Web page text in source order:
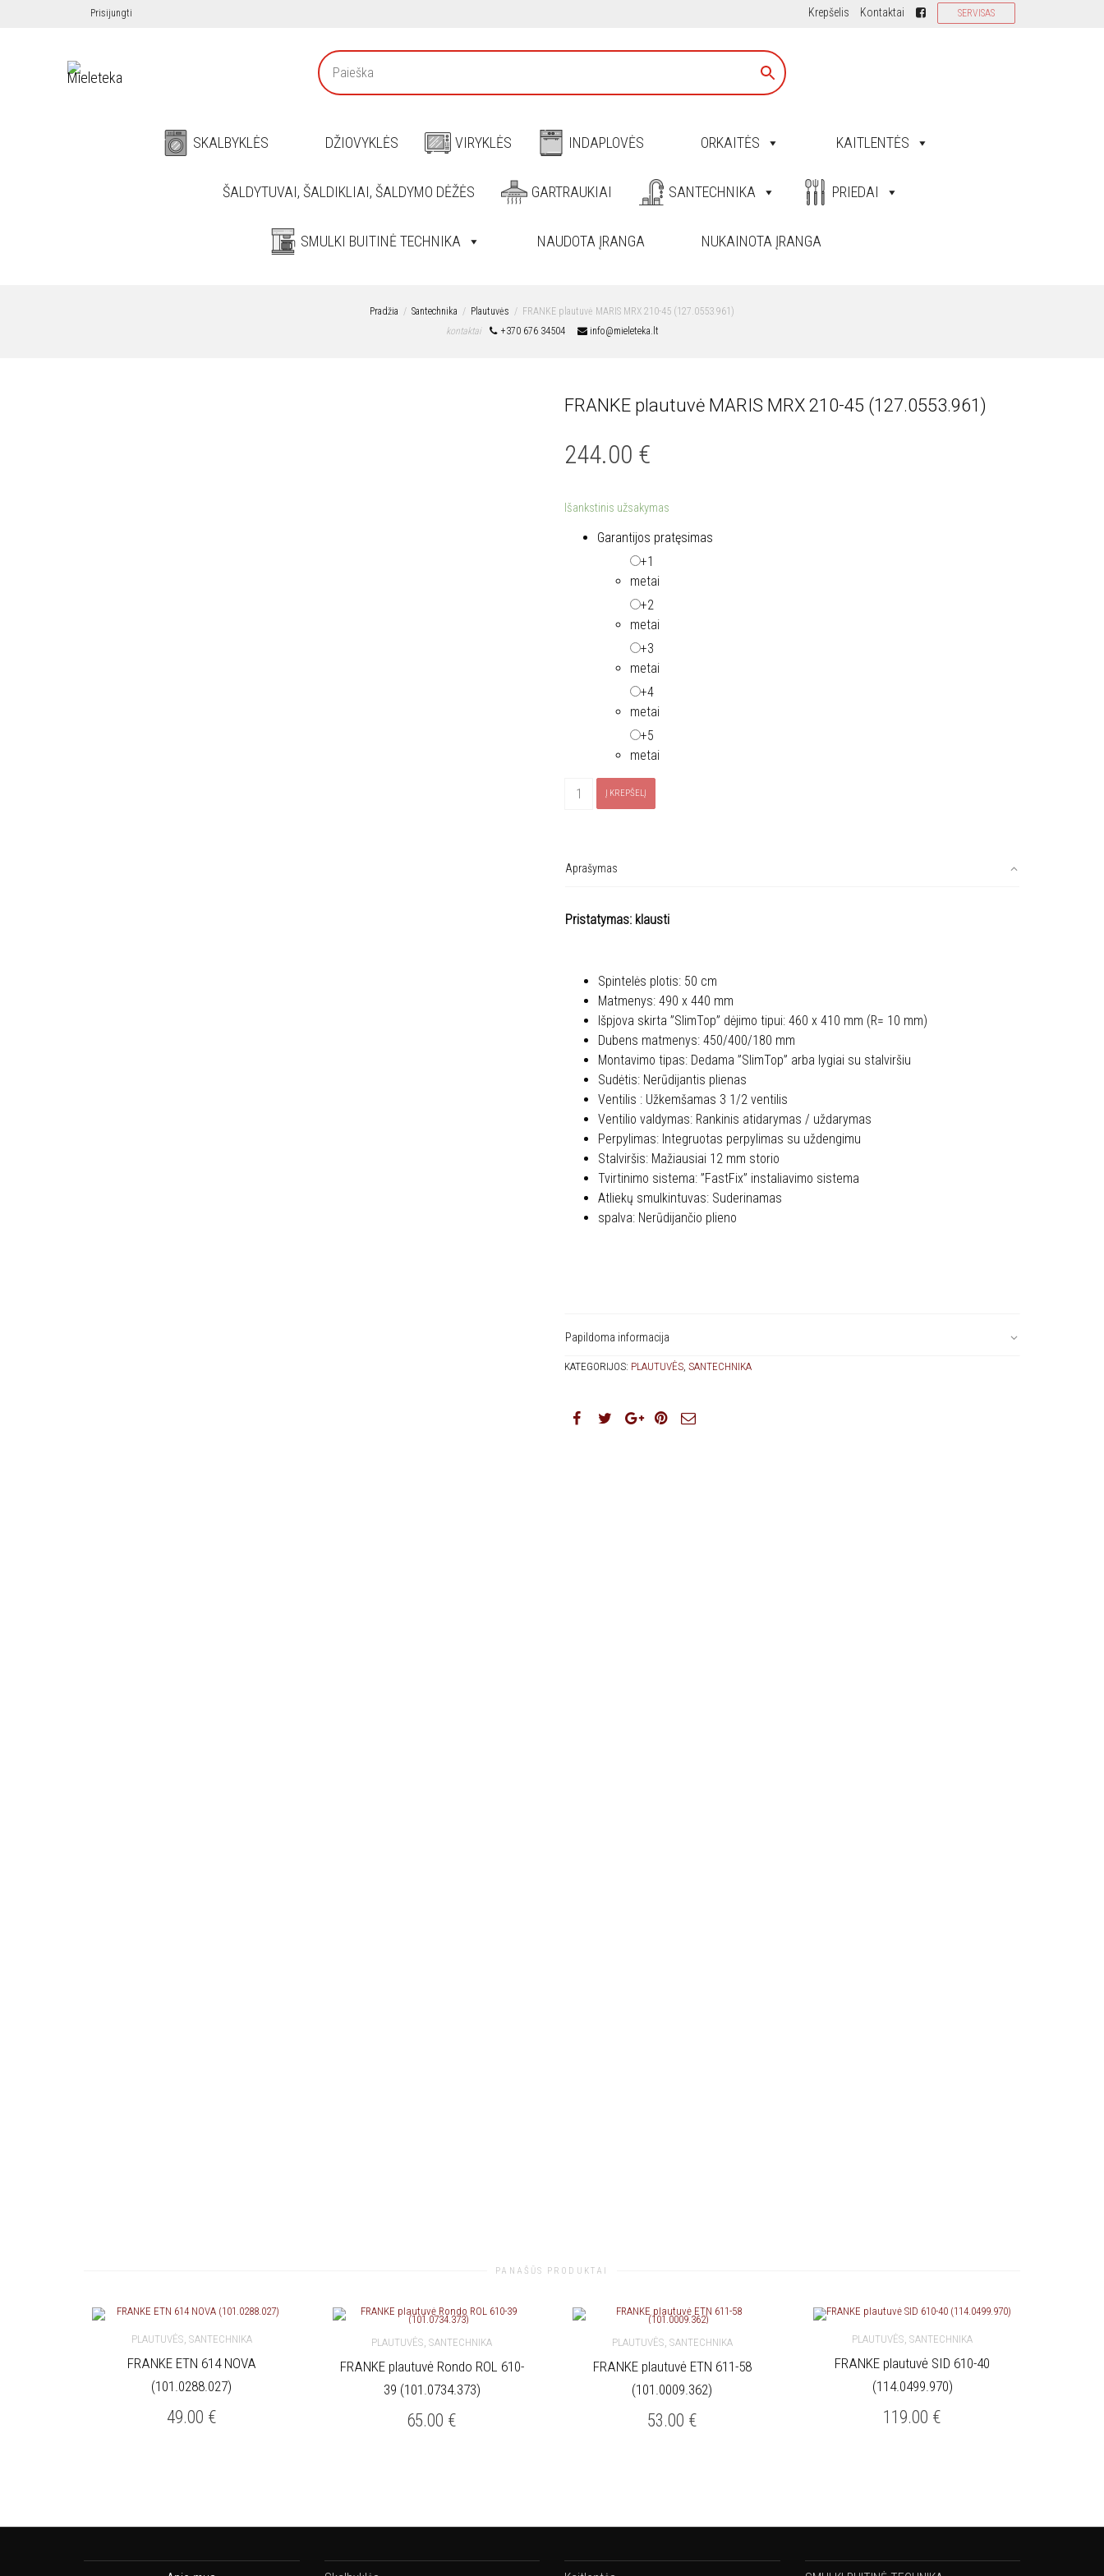
Prisijungti SERVISAS
Kontaktai
Krepšelis
SKALBYKLĖS DŽIOVYKLĖS VIRYKLĖS INDAPLOVĖS ORKAITĖS KAITLENTĖS
ŠALDYTUVAI, ŠALDIKLIAI, ŠALDYMO DĖŽĖS GARTRAUKIAI SANTECHNIKA PRIEDAI
SMULKI BUITINĖ TECHNIKA NAUDOTA ĮRANGA NUKAINOTA ĮRANGA
Pradžia Santechnika Plautuvės
FRANKE plautuvė MARIS MRX 210-45 (127.0553.961)
kontaktai
+370 676 34504 info@mieleteka.lt
FRANKE plautuvė MARIS MRX 210-45 (127.0553.961)
244.00 €
Išankstinis užsakymas
Garantijos pratęsimas
+1
metai
+2
metai
+3
metai
+4
metai
+5
metai
produkto
MARIS
45
Į KREPŠELĮ
Aprašymas
Pristatymas: klausti
Spintelės plotis: 50 cm
Matmenys: 490 x 440 mm
Išpjova skirta ”SlimTop” dėjimo tipui: 460 x 410 mm (R= 10 mm)
Dubens matmenys: 450/400/180 mm
Montavimo tipas: Dedama ”SlimTop” arba lygiai su stalviršiu
Sudėtis: Nerūdijantis plienas
Ventilis : Užkemšamas 3 1/2 ventilis
Ventilio valdymas: Rankinis atidarymas / uždarymas
Perpylimas: Integruotas perpylimas su uždengimu
Stalviršis: Mažiausiai 12 mm storio
Tvirtinimo sistema: ”FastFix” instaliavimo sistema
Atliekų smulkintuvas: Suderinamas
spalva: Nerūdijančio plieno
Papildoma informacija
KATEGORIJOS: PLAUTUVĖS SANTECHNIKA
PANAŠŪS PRODUKTAI
Į KREPŠELĮ
PLAUTUVĖS, SANTECHNIKA
FRANKE ETN 614 NOVA
(101.0288.027)
49.00 €
Į KREPŠELĮ
PLAUTUVĖS,SANTECHNIKA
FRANKE plautuvė Rondo ROL 610-
39 (101.0734.373)
65.00 €
Į KREPŠELĮ
PLAUTUVĖS, SANTECHNIKA
FRANKE plautuvė ETN 611-58
(101.0009.362)
53.00 €
Į KREPŠELĮ
PLAUTUVĖS,SANTECHNIKA
FRANKE plautuvė SID 610-40
(114.0499.970)
119.00 €